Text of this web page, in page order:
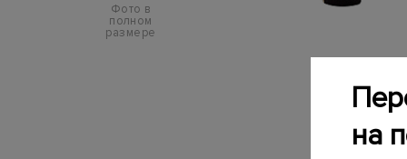
Фото в
полном
размере
на